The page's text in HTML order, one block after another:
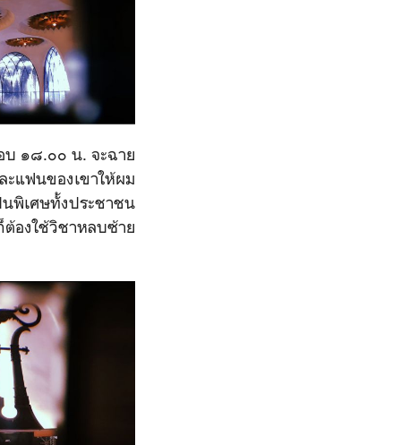
๑๘.๐๐ น. จะฉาย
ะแฟนของเขาให้ผม
นพิเศษทั้งประชาชน
องใช้วิชาหลบซ้าย